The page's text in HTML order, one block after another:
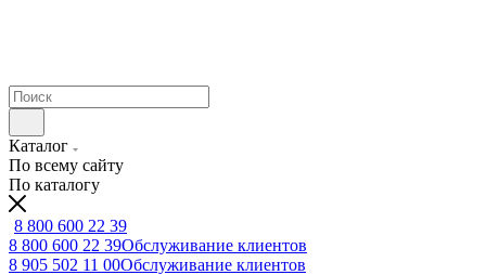
Каталог
По всему сайту
По каталогу
8 800 600 22 39
8 800 600 22 39Обслуживание клиентов
8 905 502 11 00Обслуживание клиентов